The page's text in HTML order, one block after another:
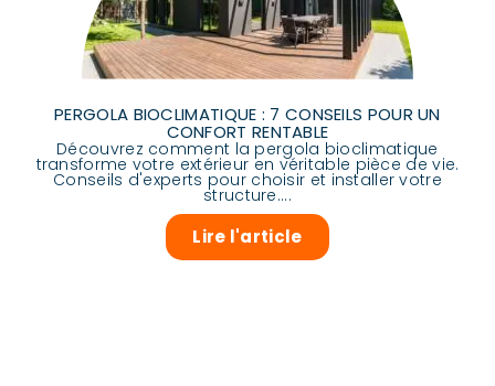
PERGOLA BIOCLIMATIQUE : 7 CONSEILS POUR UN
CONFORT RENTABLE
Découvrez comment la pergola bioclimatique
transforme votre extérieur en véritable pièce de vie.
Conseils d'experts pour choisir et installer votre
structure....
Lire l'article